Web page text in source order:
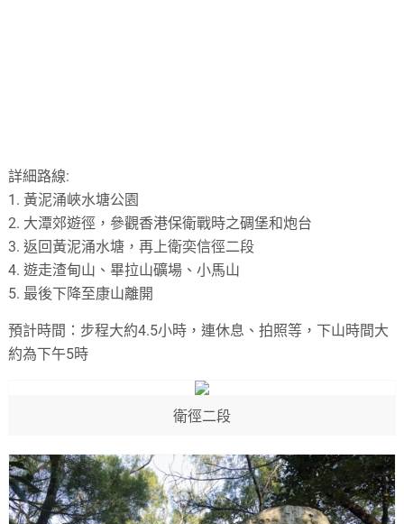
詳細路線:
1. 黃泥涌峽水塘公園
2. 大潭郊遊徑，參觀香港保衛戰時之碉堡和炮台
3. 返回黃泥涌水塘，再上衛奕信徑二段
4. 遊走渣甸山、畢拉山礦場、小馬山
5. 最後下降至康山離開
預計時間：步程大約4.5小時，連休息、拍照等，下山時間大
約為下午5時
衛徑二段